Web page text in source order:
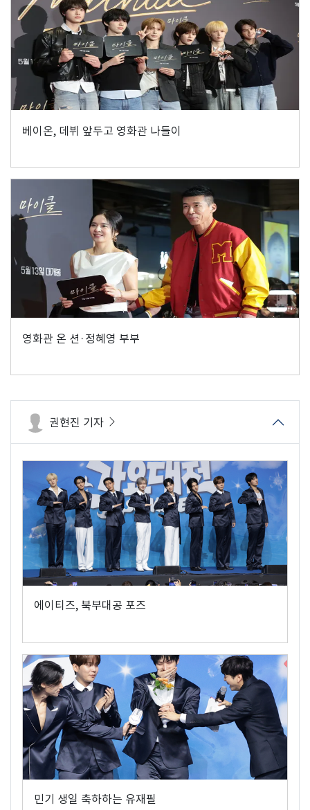
베이온, 데뷔 앞두고 영화관 나들이
영화관 온 션·정혜영 부부
권현진 기자
에이티즈, 북부대공 포즈
민기 생일 축하하는 유재필